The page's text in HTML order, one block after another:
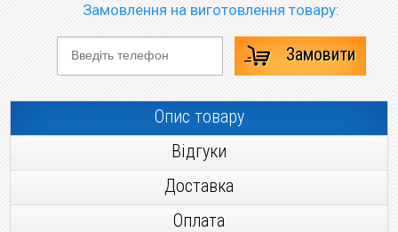
Замовлення на виготовлення товару:
Замовити
Опис товару
Відгуки
Доставка
Оплата